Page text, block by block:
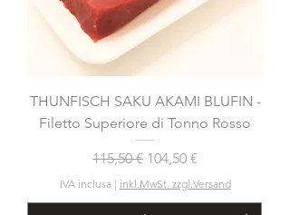
THUNFISCH SAKU AKAMI BLUFIN -
Filetto Superiore di Tonno Rosso
Prezzo regolare
115,50 € Prezzo scontato
104,50 €
IVA inclusa| inkl.MwSt. zzgl.Versand